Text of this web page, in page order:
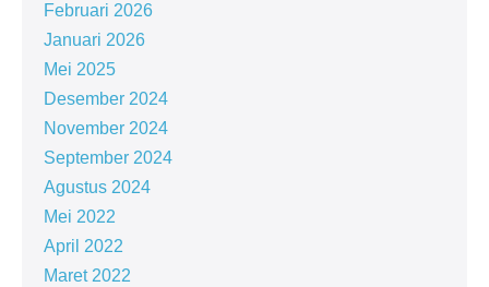
Februari 2026
Januari 2026
Mei 2025
Desember 2024
November 2024
September 2024
Agustus 2024
Mei 2022
April 2022
Maret 2022